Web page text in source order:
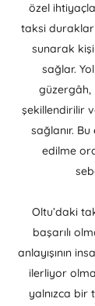
özel
taksi
sunarak
sağlar.
güzergâh,
şekillendirilir
sağlanır.
edilme
Oltu’daki
başarılı
anlayışının
ilerliyor
yalnızca bir